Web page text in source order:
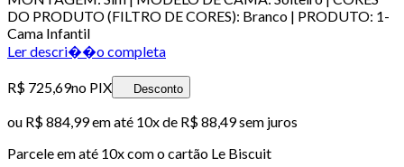
DO PRODUTO (FILTRO DE CORES): Branco | PRODUTO: 1-
Cama Infantil
Ler descri��o completa
R$ 725,69no PIX Desconto
ou R$ 884,99em até 10x de R$ 88,49 sem juros
Parcele em até 10x com o cartão Le Biscuit